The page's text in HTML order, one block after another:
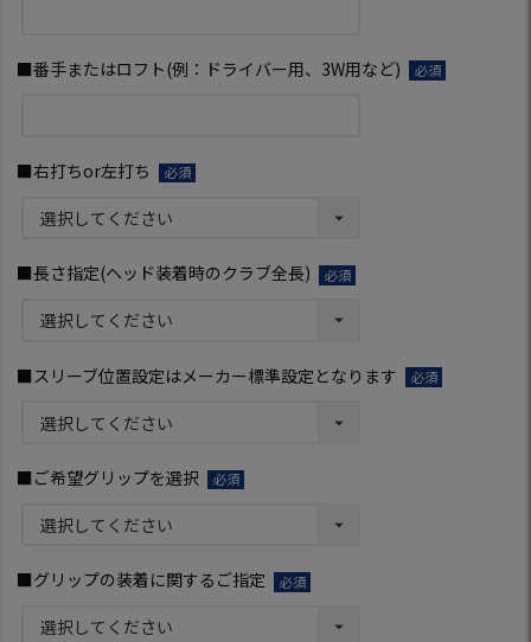
■番手またはロフト(例：ドライバー用、3W用など)
■右打ちor左打ち
須)
■長さ指定(ヘッド装着時のクラブ全長)
須)
■スリーブ位置設定はメーカー標準設定となります
■ご希望グリップを選択
■グリップの装着に関するご指定